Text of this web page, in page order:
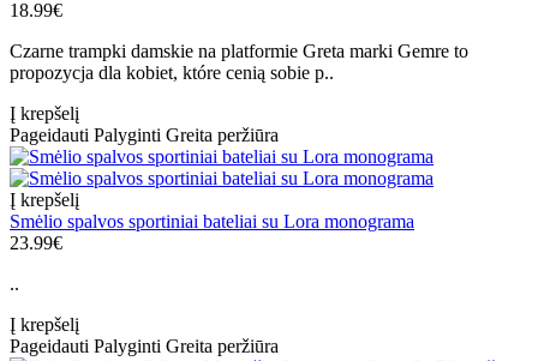
18.99€
Czarne trampki damskie na platformie Greta marki Gemre to
propozycja dla kobiet, które cenią sobie p..
Į krepšelį
Pageidauti Palyginti Greita peržiūra
Į krepšelį
Smėlio spalvos sportiniai bateliai su Lora monograma
23.99€
..
Į krepšelį
Pageidauti Palyginti Greita peržiūra